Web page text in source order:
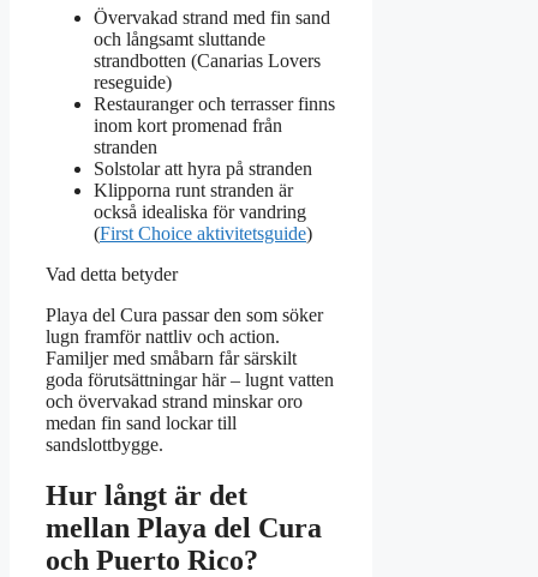
Övervakad strand med fin sand
och långsamt sluttande
strandbotten (Canarias Lovers
reseguide)
Restauranger och terrasser finns
inom kort promenad från
stranden
Solstolar att hyra på stranden
Klipporna runt stranden är
också idealiska för vandring
(First Choice aktivitetsguide)
Vad detta betyder
Playa del Cura passar den som söker
lugn framför nattliv och action.
Familjer med småbarn får särskilt
goda förutsättningar här – lugnt vatten
och övervakad strand minskar oro
medan fin sand lockar till
sandslottbygge.
Hur långt är det
mellan Playa del Cura
och Puerto Rico?